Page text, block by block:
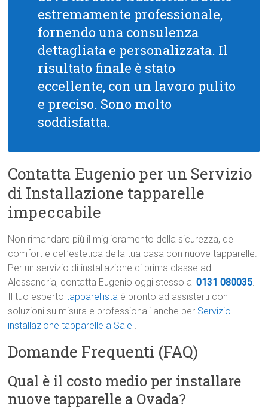
estremamente professionale,
fornendo una consulenza
dettagliata e personalizzata. Il
risultato finale è stato
eccellente, con un lavoro pulito
e preciso. Sono molto
soddisfatta.
Contatta Eugenio per un Servizio
di Installazione tapparelle
impeccabile
Non rimandare più il miglioramento della sicurezza, del
comfort e dell’estetica della tua casa con nuove tapparelle.
Per un servizio di installazione di prima classe ad
Alessandria, contatta Eugenio oggi stesso al0131 080035.
Il tuo espertotapparellista è pronto ad assisterti con
soluzioni su misura e professionali anche per Servizio
installazione tapparelle a Sale .
Domande Frequenti (FAQ)
Qual è il costo medio per installare
nuove tapparelle a Ovada?